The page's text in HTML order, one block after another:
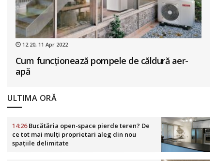
12:20, 11 Apr 2022
Cum funcționează pompele de căldură aer-
apă
ULTIMA ORĂ
14:26Bucătăria open-space pierde teren? De
ce tot mai mulți proprietari aleg din nou
spațiile delimitate